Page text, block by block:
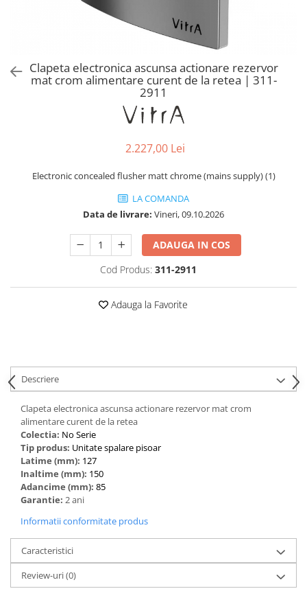
Baterii lavoar montare pe tavan
Robinete coltar
Robinete de trecere
Clapeta electronica ascunsa actionare rezervor
mat crom alimentare curent de la retea | 311-
2911
2.227,00 Lei
Electronic concealed flusher matt chrome (mains supply) (1)
LA COMANDA
Data de livrare: Vineri, 09.10.2026
ADAUGA IN COS
Cod Produs: 311-2911
Adauga la Favorite
Descriere
Clapeta electronica ascunsa actionare rezervor mat crom
alimentare curent de la retea
Colectia: No Serie
Tip produs: Unitate spalare pisoar
Latime (mm): 127
Inaltime (mm): 150
Adancime (mm): 85
Garantie: 2 ani
Informatii conformitate produs
Caracteristici
Review-uri(0)